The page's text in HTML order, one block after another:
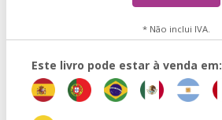
* Não inclui IVA.
Este livro pode estar à venda em: